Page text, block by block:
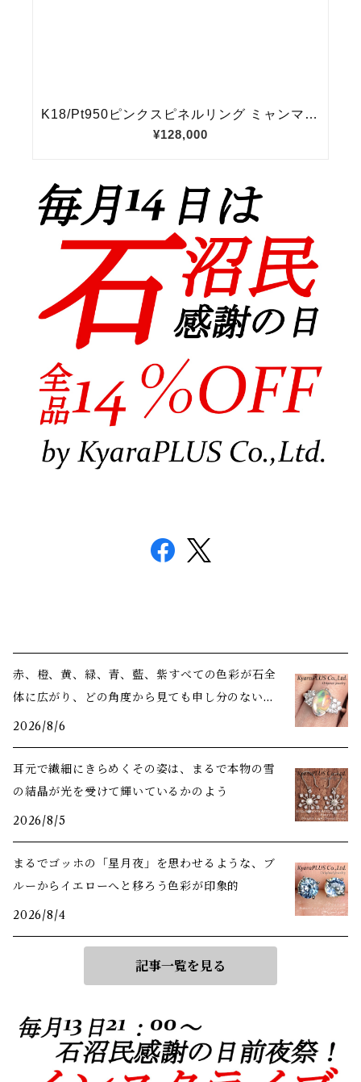
赤、橙、黄、緑、青、藍、紫――すべての色彩が石全
体に広がり、どの角度から見ても申し分のない美
しさ
2026/8/6
耳元で繊細にきらめくその姿は、まるで本物の雪
の結晶が光を受けて輝いているかのよう
2026/8/5
まるでゴッホの「星月夜」を思わせるような、ブ
ルーからイエローへと移ろう色彩が印象的
2026/8/4
記事一覧を見る